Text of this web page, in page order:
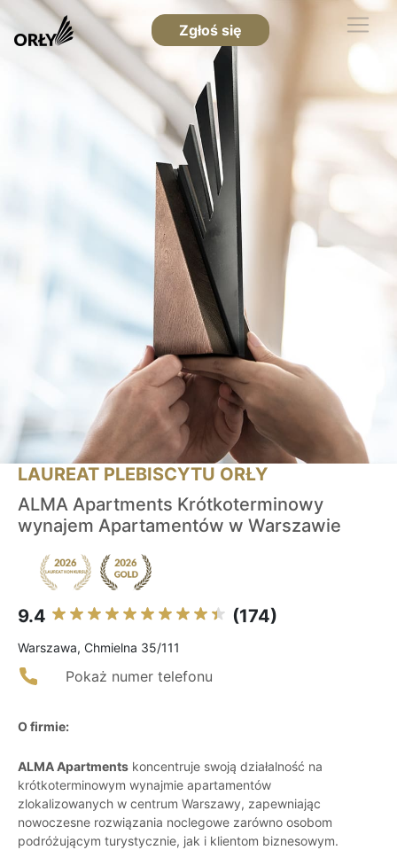
Zgłoś się
LAUREAT PLEBISCYTU ORŁY
ALMA Apartments Krótkoterminowy
wynajem Apartamentów w Warszawie
9.4 (174)
Warszawa, Chmielna 35/111
Pokaż numer telefonu
O firmie:
ALMA Apartments koncentruje swoją działalność na
krótkoterminowym wynajmie apartamentów
zlokalizowanych w centrum Warszawy, zapewniając
nowoczesne rozwiązania noclegowe zarówno osobom
podróżującym turystycznie, jak i klientom biznesowym.